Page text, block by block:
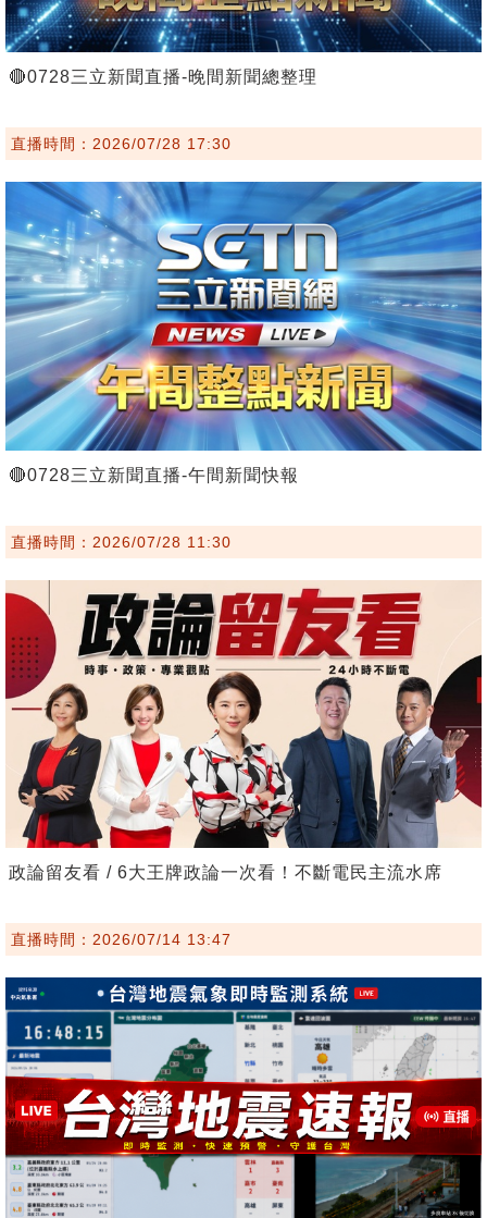
🔴0728三立新聞直播-晚間新聞總整理
直播時間：2026/07/28 17:30
🔴0728三立新聞直播-午間新聞快報
直播時間：2026/07/28 11:30
政論留友看 / 6大王牌政論一次看！不斷電民主流水席
直播時間：2026/07/14 13:47